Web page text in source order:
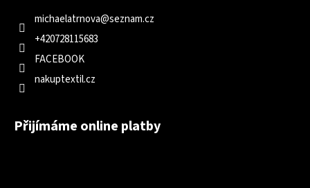
michaelatrnova@seznam.cz
+420728115683
FACEBOOK
nakuptextil.cz
Přijímáme online platby